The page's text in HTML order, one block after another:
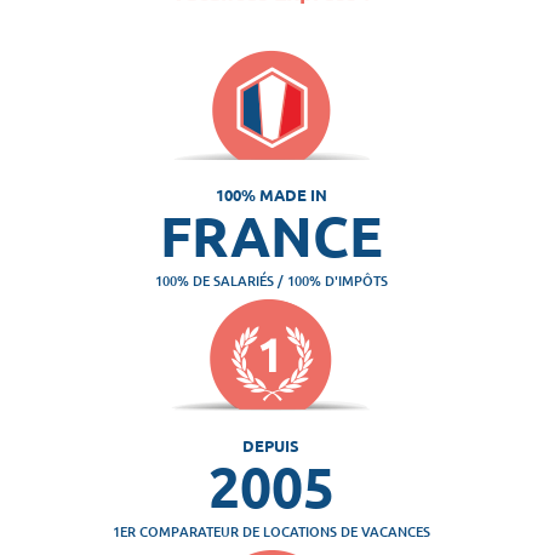
100% MADE IN
FRANCE
100% DE SALARIÉS / 100% D'IMPÔTS
DEPUIS
2005
1ER COMPARATEUR DE LOCATIONS DE VACANCES